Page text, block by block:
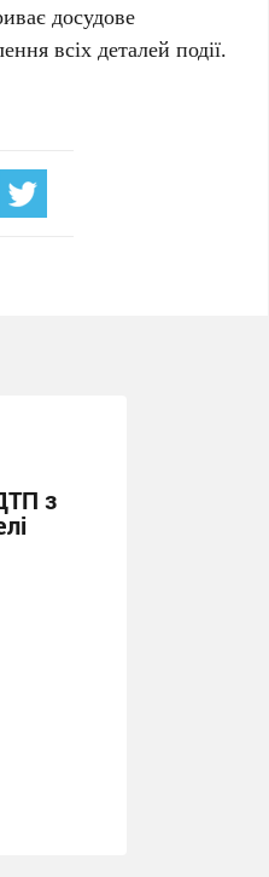
досудове
всіх деталей події.
з